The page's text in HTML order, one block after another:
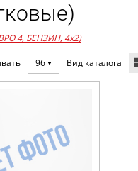
4, БЕНЗИН, 4x2)
96 Вид каталога